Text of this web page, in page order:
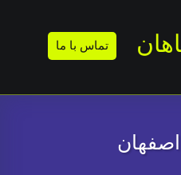
تماس با ما
اصفهان